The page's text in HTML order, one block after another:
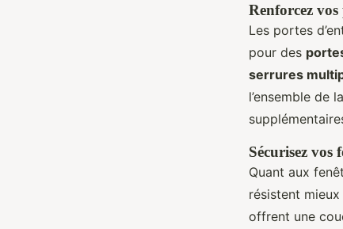
Renforcez vos
Les portes
pour des
serrures
l’ensemble de
Sécurisez vos
Quant aux
résistent
offrent une